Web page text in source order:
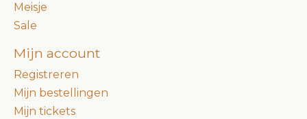
Meisje
Sale
Mijn account
Registreren
Mijn bestellingen
Mijn tickets